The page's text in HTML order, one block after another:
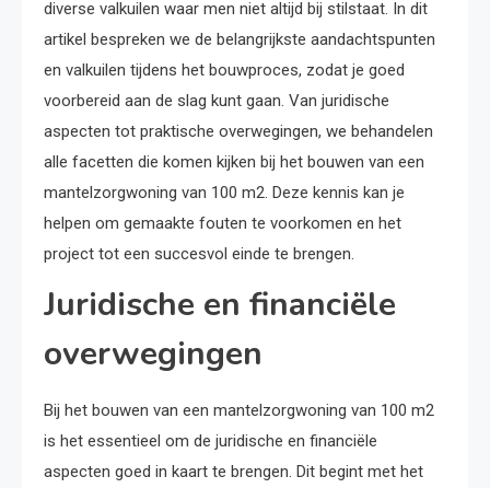
diverse valkuilen waar men niet altijd bij stilstaat. In dit
artikel bespreken we de belangrijkste aandachtspunten
en valkuilen tijdens het bouwproces, zodat je goed
voorbereid aan de slag kunt gaan. Van juridische
aspecten tot praktische overwegingen, we behandelen
alle facetten die komen kijken bij het bouwen van een
mantelzorgwoning van 100 m2. Deze kennis kan je
helpen om gemaakte fouten te voorkomen en het
project tot een succesvol einde te brengen.
Juridische en financiële
overwegingen
Bij het bouwen van een mantelzorgwoning van 100 m2
is het essentieel om de juridische en financiële
aspecten goed in kaart te brengen. Dit begint met het